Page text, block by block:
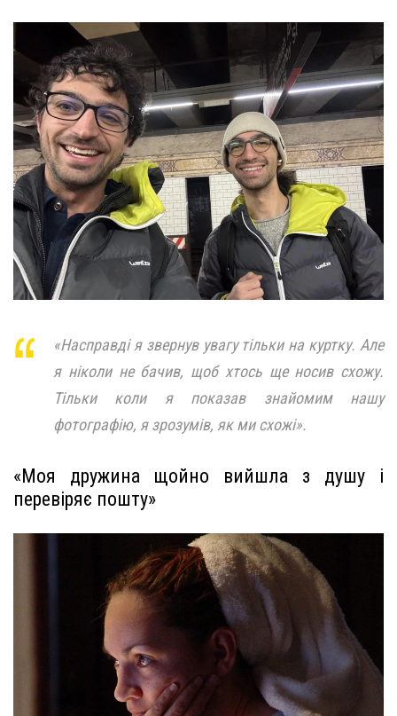
«Насправді я звернув увагу тільки на куртку. Але
я ніколи не бачив, щоб хтось ще носив схожу.
Тільки коли я показав знайомим нашу
фотографію, я зрозумів, як ми схожі».
«Моя дружина щойно вийшла з душу і
перевіряє пошту»